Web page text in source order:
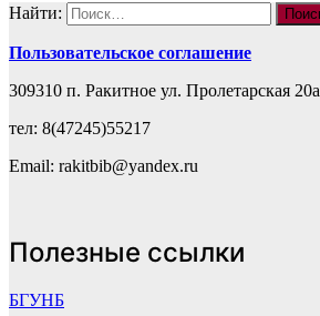
Найти:
Пользовательское соглашение
309310 п. Ракитное ул. Пролетарская 20а
тел: 8(47245)55217
Email: rakitbib@yandex.ru
Полезные ссылки
БГУНБ